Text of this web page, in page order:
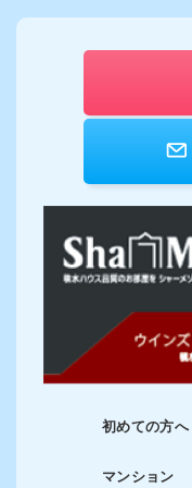
初めての方へ
マンション